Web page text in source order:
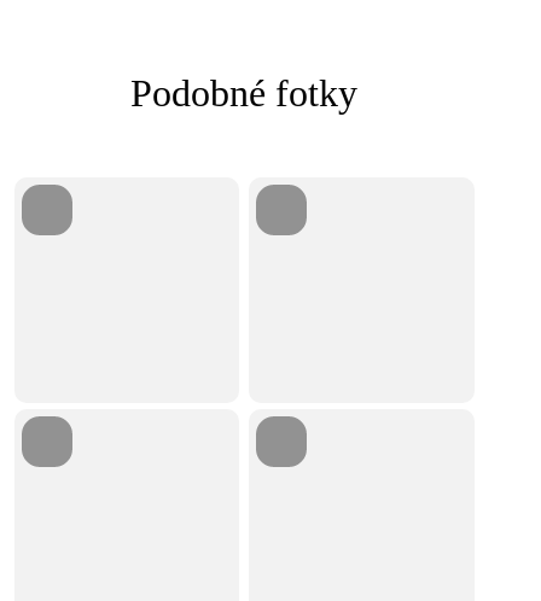
Podobné fotky